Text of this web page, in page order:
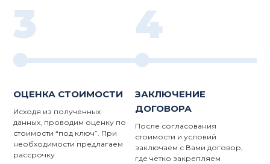
3
ОЦЕНКА СТОИМОСТИ
Исходя из полученных
данных, проводим оценку по
стоимости “под ключ”. При
необходимости предлагаем
рассрочку
4
ЗАКЛЮЧЕНИЕ
ДОГОВОРА
После согласования
стоимости и условий
заключаем с Вами договор,
где четко закрепляем